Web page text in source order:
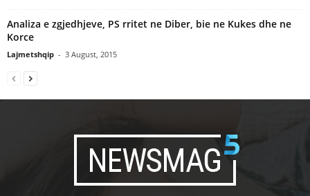
Analiza e zgjedhjeve, PS rritet ne Diber, bie ne Kukes dhe ne
Korce
Lajmetshqip - 3 August, 2015